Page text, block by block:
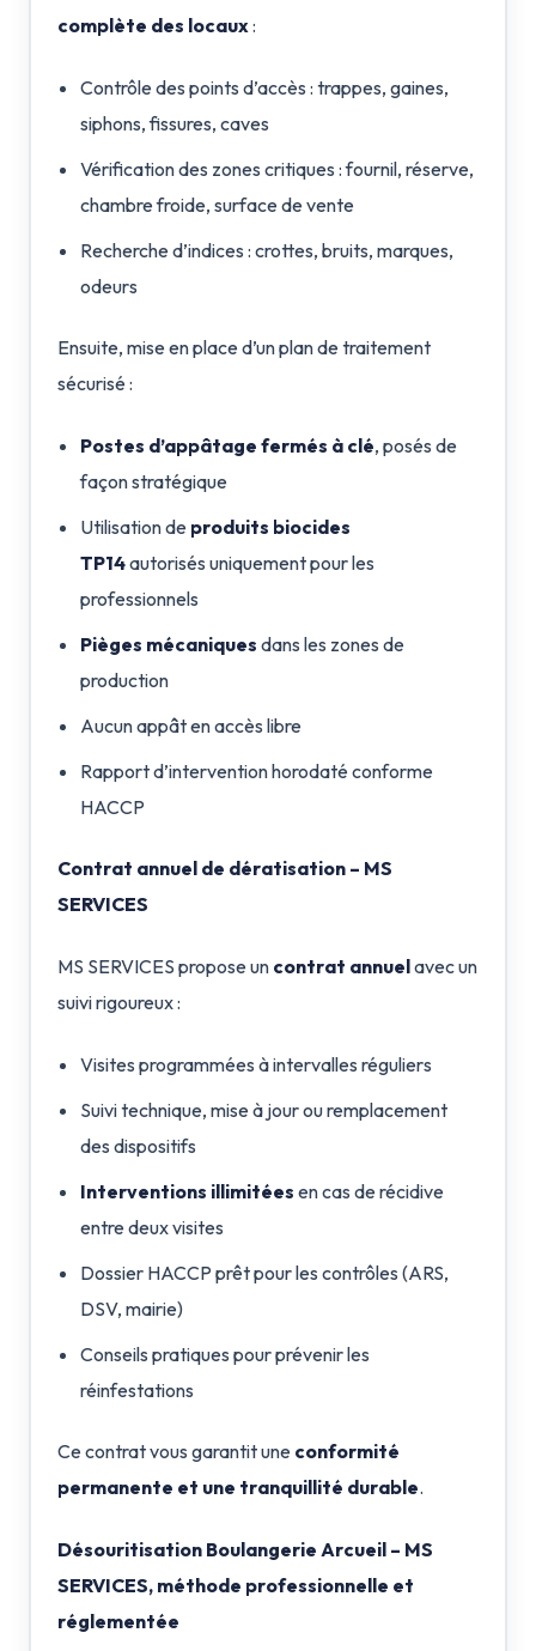
complète des locaux:
Contrôle des points d’accès : trappes, gaines,
siphons, fissures, caves
Vérification des zones critiques : fournil, réserve,
chambre froide, surface de vente
Recherche d’indices : crottes, bruits, marques,
odeurs
Ensuite, mise en place d’un plan de traitement
sécurisé :
Postes d’appâtage fermés à clé, posés de
façon stratégique
Utilisation de produits biocides
TP14autorisés uniquement pour les
professionnels
Pièges mécaniques dans les zones de
production
Aucun appât en accès libre
Rapport d’intervention horodaté conforme
HACCP
Contrat annuel de dératisation – MS
SERVICES
MS SERVICES propose un contrat annuelavec un
suivi rigoureux :
Visites programmées à intervalles réguliers
Suivi technique, mise à jour ou remplacement
des dispositifs
Interventions illimitées en cas de récidive
entre deux visites
Dossier HACCP prêt pour les contrôles (ARS,
DSV, mairie)
Conseils pratiques pour prévenir les
réinfestations
Ce contrat vous garantit une conformité
permanente et une tranquillité durable.
Désouritisation Boulangerie Arcueil – MS
SERVICES, méthode professionnelle et
réglementée